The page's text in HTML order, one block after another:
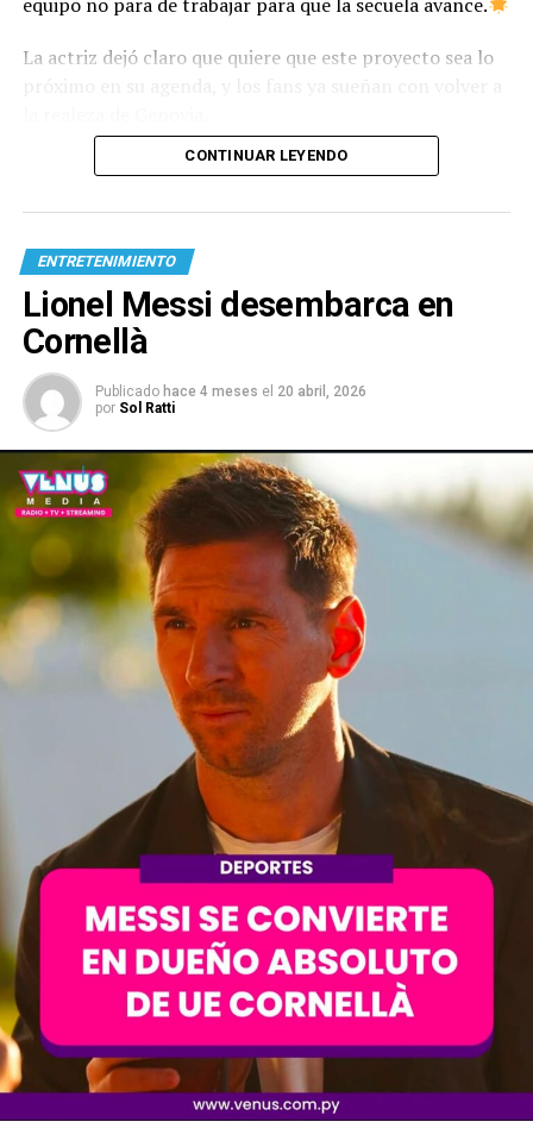
La actriz dejó claro que quiere que este proyecto sea lo
CONTINUAR LEYENDO
ENTRETENIMIENTO
Lionel Messi desembarca en
Cornellà
Publicado hace 4 meses el 20 abril, 2026
por Sol Ratti